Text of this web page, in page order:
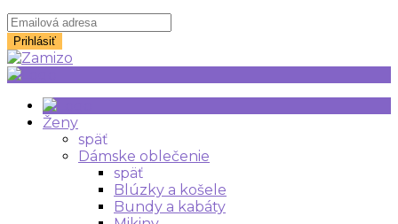
Ženy
späť
Dámske oblečenie
späť
Blúzky a košele
Bundy a kabáty